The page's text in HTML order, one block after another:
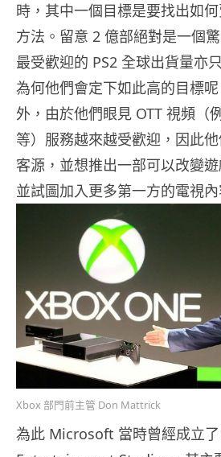
時，其中一個目標是要找出如
方法。留意 2 億部絕對是一個
最受歡迎的 PS2 全球出貨量亦
為何他們會定下如此高的目標
外，由於他們眼見 OTT 視頻（
等）服務越來越受歡迎，因此
客源，並想推出一部可以改變
並試圖加入更多第一方的電視內
Xbox 部門前主管 Don Mattrick
為此 Microsoft 當時曾經成立